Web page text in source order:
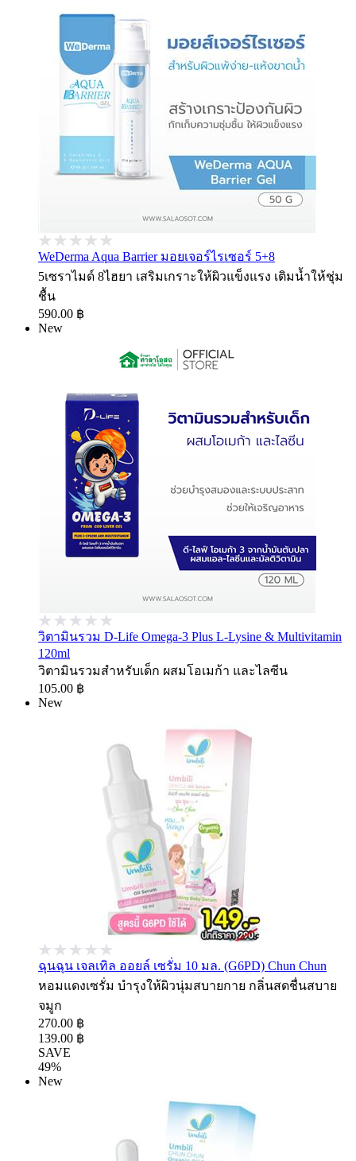
WeDerma Aqua Barrier มอยเจอร์ไรเซอร์ 5+8
5เซราไมด์ 8ไฮยา เสริมเกราะให้ผิวแข็งแรง เติมน้ำให้ชุ่ม
ชื้น
590.00 ฿
New
วิตามินรวม D-Life Omega-3 Plus L-Lysine & Multivitamin
120ml
วิตามินรวมสำหรับเด็ก ผสมโอเมก้า และไลซีน
105.00 ฿
New
ฉุนฉุน เจลเทิล ออยล์ เซรั่ม 10 มล. (G6PD) Chun Chun
หอมแดงเซรั่ม บำรุงให้ผิวนุ่มสบายกาย กลิ่นสดชื่นสบาย
จมูก
270.00 ฿
139.00 ฿
SAVE
49%
New